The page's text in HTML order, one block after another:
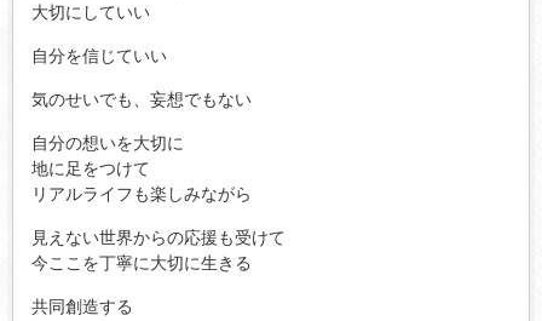
大切にしていい
自分を信じていい
気のせいでも、妄想でもない
自分の想いを大切に
地に足をつけて
リアルライフも楽しみながら
見えない世界からの応援も受けて
今ここを丁寧に大切に生きる
共同創造する